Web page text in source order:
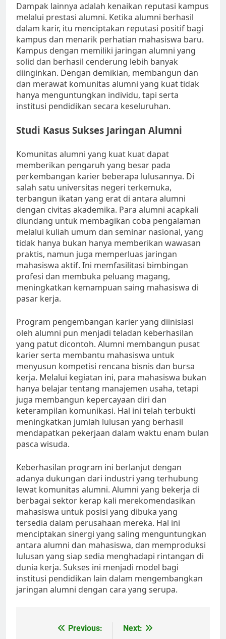
Dampak lainnya adalah kenaikan reputasi kampus
melalui prestasi alumni. Ketika alumni berhasil
dalam karir, itu menciptakan reputasi positif bagi
kampus dan menarik perhatian mahasiswa baru.
Kampus dengan memiliki jaringan alumni yang
solid dan berhasil cenderung lebih banyak
diinginkan. Dengan demikian, membangun dan
dan merawat komunitas alumni yang kuat tidak
hanya menguntungkan individu, tapi serta
institusi pendidikan secara keseluruhan.
Studi Kasus Sukses Jaringan Alumni
Komunitas alumni yang kuat kuat dapat
memberikan pengaruh yang besar pada
perkembangan karier beberapa lulusannya. Di
salah satu universitas negeri terkemuka,
terbangun ikatan yang erat di antara alumni
dengan civitas akademika. Para alumni acapkali
diundang untuk membagikan coba pengalaman
melalui kuliah umum dan seminar nasional, yang
tidak hanya bukan hanya memberikan wawasan
praktis, namun juga memperluas jaringan
mahasiswa aktif. Ini memfasilitasi bimbingan
profesi dan membuka peluang magang,
meningkatkan kemampuan saing mahasiswa di
pasar kerja.
Program pengembangan karier yang diinisiasi
oleh alumni pun menjadi teladan keberhasilan
yang patut dicontoh. Alumni membangun pusat
karier serta membantu mahasiswa untuk
menyusun kompetisi rencana bisnis dan bursa
kerja. Melalui kegiatan ini, para mahasiswa bukan
hanya belajar tentang manajemen usaha, tetapi
juga membangun kepercayaan diri dan
keterampilan komunikasi. Hal ini telah terbukti
meningkatkan jumlah lulusan yang berhasil
mendapatkan pekerjaan dalam waktu enam bulan
pasca wisuda.
Keberhasilan program ini berlanjut dengan
adanya dukungan dari industri yang terhubung
lewat komunitas alumni. Alumni yang bekerja di
berbagai sektor kerap kali merekomendasikan
mahasiswa untuk posisi yang dibuka yang
tersedia dalam perusahaan mereka. Hal ini
menciptakan sinergi yang saling menguntungkan
antara alumni dan mahasiswa, dan memproduksi
lulusan yang siap sedia menghadapi rintangan di
dunia kerja. Sukses ini menjadi model bagi
institusi pendidikan lain dalam mengembangkan
jaringan alumni dengan cara yang serupa.
Previous: Next: